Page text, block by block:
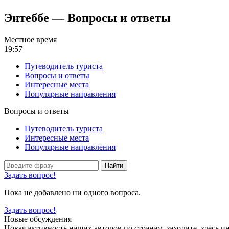
Энтеббе — Вопросы и ответы
Местное время
19:57
Путеводитель туриста
Вопросы и ответы
Интересные места
Популярные направления
Вопросы и ответы
Путеводитель туриста
Интересные места
Популярные направления
Найти
Задать вопрос!
Пока не добавлено ни одного вопроса.
Задать вопрос!
Новые обсуждения